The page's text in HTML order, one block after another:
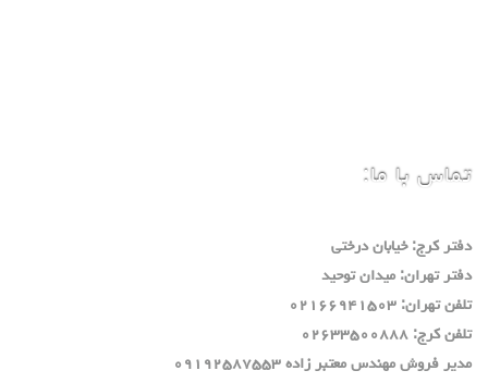
تماس با ما:
دفتر كرج: خيابان درختي
دفتر تهران: ميدان توحيد
تلفن تهران: ٠٢١٦٦٩٤١٥٠٣
تلفن كرج: ٠٢٦٣٣٥٠٠٨٨٨
مدير فروش مهندس معتبر زاده ٠٩١٩٢٥٨٧٥٥٣